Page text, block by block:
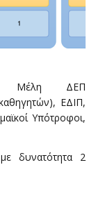
Μέλη ΔΕΠ
ΕΔΙΠ,
Υπότροφοι,
δυνατότητα 2